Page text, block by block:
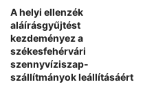
A helyi ellenzék
aláírásgyűjtést
kezdeményez a
székesfehérvári
szennyvíziszap-
szállítmányok leállításáért